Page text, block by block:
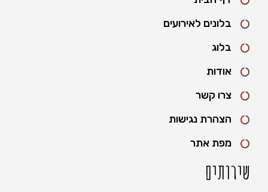
בלונים לאירועים
בלוג
אודות
צרו קשר
הצהרת נגישות
מפת אתר
שירותים